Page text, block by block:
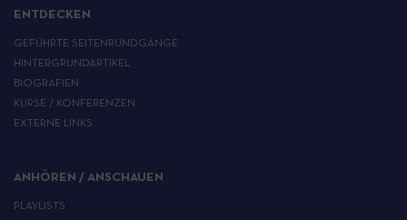
ENTDECKEN
GEFÜHRTE SEITENRUNDGÄNGE
HINTERGRUNDARTIKEL
BIOGRAFIEN
KURSE / KONFERENZEN
EXTERNE LINKS
ANHÖREN / ANSCHAUEN
PLAYLISTS